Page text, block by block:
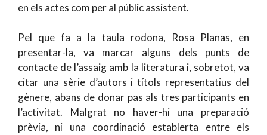
en els actes com per al públic assistent.
Pel que fa a la taula rodona, Rosa Planas, en
presentar-la, va marcar alguns dels punts de
contacte de l’assaig amb la literatura i, sobretot, va
citar una sèrie d’autors i títols representatius del
gènere, abans de donar pas als tres participants en
l’activitat. Malgrat no haver-hi una preparació
prèvia, ni una coordinació establerta entre els